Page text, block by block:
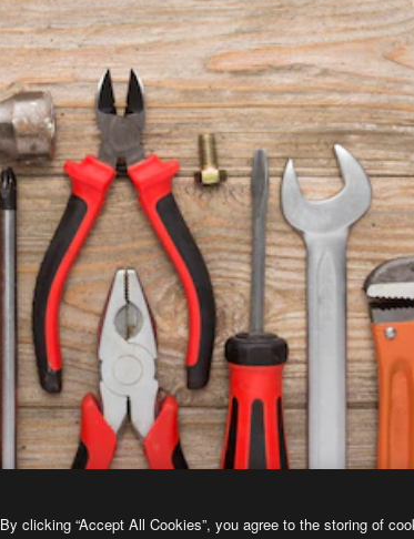
By clicking “Accept All Cookies”, you agree to the storing of